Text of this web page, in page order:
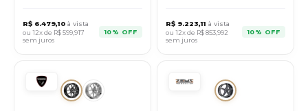
R$ 6.479,10 à vista
ou 12x de R$599,917
sem juros
10% OFF
R$ 9.223,11 à vista
ou 12x de R$853,992
sem juros
10% OFF